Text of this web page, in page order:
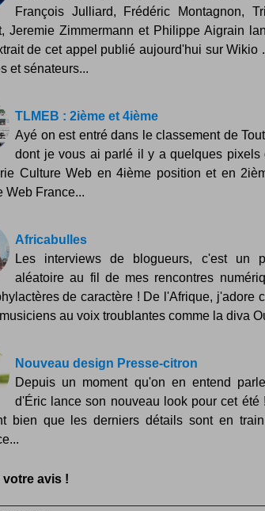
François Julliard, Frédéric Montagnon,
Jeremie Zimmermann et Philippe Aigrain
de cet appel publié aujourd'hui sur Wikio
et sénateurs...
TLMEB : 2ième et 4ième
Ayé on est entré dans le classement de
dont je vous ai parlé il y a quelques pixels
Culture Web en 4ième position et en
Web France...
Africabulles
Les interviews de blogueurs, c'est un
aléatoire au fil de mes rencontres
de caractère ! De l'Afrique, j'adore
au voix troublantes comme la diva
Nouveau design Presse-citron
Depuis un moment qu'on en entend
d'Éric lance son nouveau look pour cet
bien que les derniers détails sont en
votre avis !